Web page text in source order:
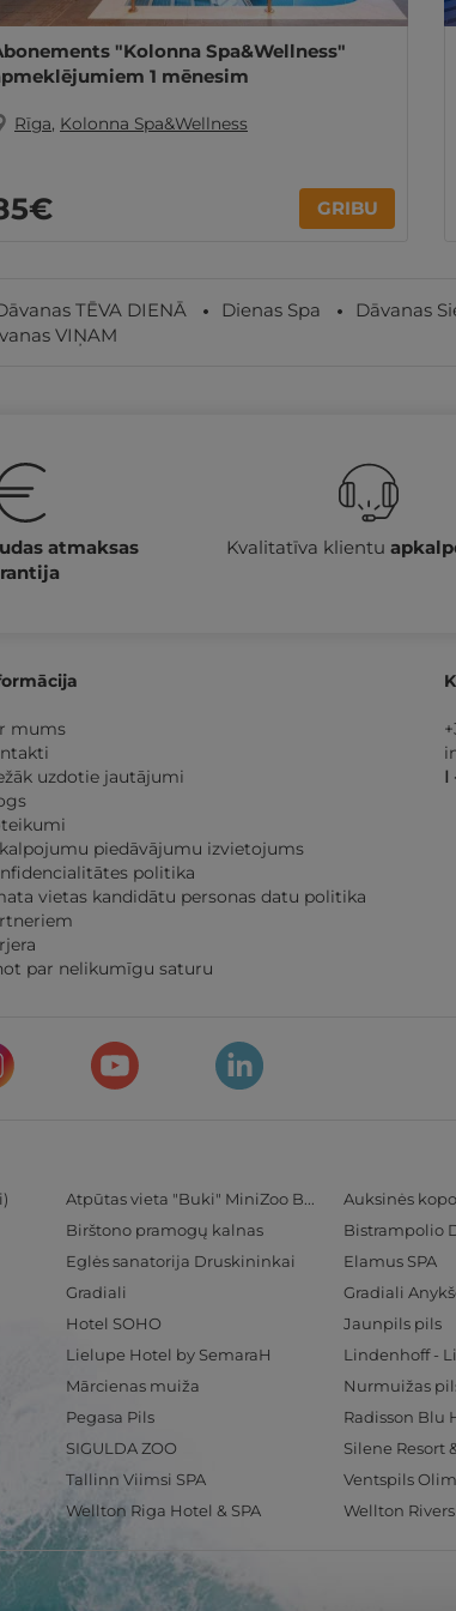
"Kolonna Spa&Wellness"
1 mēnesim
Rīga, Kolonna Spa&Wellness
GRIBU
TĒVA DIENĀ Dienas Spa Dāvanas
VIŅAM
atmaksas
Kvalitatīva klientu
mums
uzdotie jautājumi
piedāvājumu izvietojums
politika
vietas kandidātu personas datu politika
par nelikumīgu saturu
I
Atpūtas vieta "Buki" MiniZoo BUKS Auksinės
Birštono pramogų kalnas Bistrampolio
Eglės sanatorija Druskininkai Elamus SPA
Gradiali Gradiali
Hotel SOHO Jaunpils pils
Lielupe Hotel by SemaraH Lindenhoff -
Mārcienas muiža Nurmuižas
Pegasa Pils
SIGULDA ZOO Silene Resort
Tallinn Viimsi SPA
Wellton Riga Hotel & SPA Wellton